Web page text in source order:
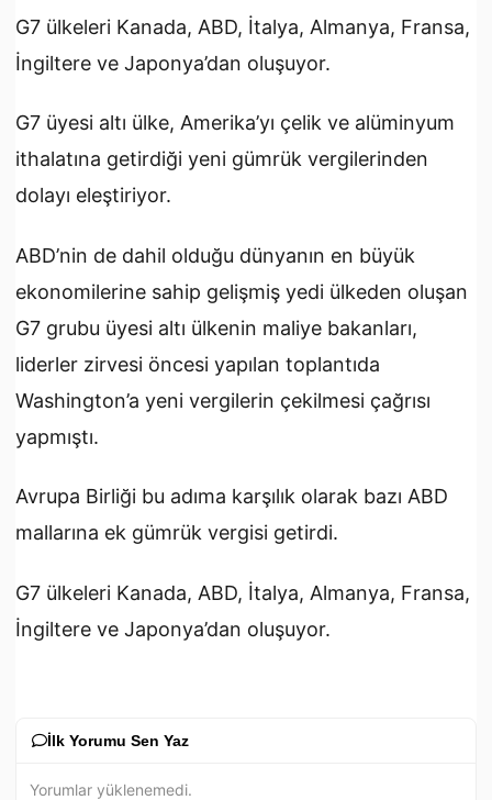
G7 ülkeleri Kanada, ABD, İtalya, Almanya, Fransa,
İngiltere ve Japonya’dan oluşuyor.
G7 üyesi altı ülke, Amerika’yı çelik ve alüminyum
ithalatına getirdiği yeni gümrük vergilerinden
dolayı eleştiriyor.
ABD’nin de dahil olduğu dünyanın en büyük
ekonomilerine sahip gelişmiş yedi ülkeden oluşan
G7 grubu üyesi altı ülkenin maliye bakanları,
liderler zirvesi öncesi yapılan toplantıda
Washington’a yeni vergilerin çekilmesi çağrısı
yapmıştı.
Avrupa Birliği bu adıma karşılık olarak bazı ABD
mallarına ek gümrük vergisi getirdi.
G7 ülkeleri Kanada, ABD, İtalya, Almanya, Fransa,
İngiltere ve Japonya’dan oluşuyor.
İlk Yorumu Sen Yaz
Yorumlar yüklenemedi.